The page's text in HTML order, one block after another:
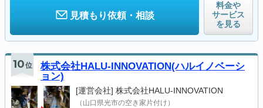
見積もり依頼・相談
料金や
サービス
を見る
10位
株式会社HALU-INNOVATION(ハルイノベーシ
ョン)
[運営会社] 株式会社HALU-INNOVATION
（山口県光市の空き家片付け）